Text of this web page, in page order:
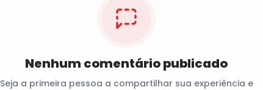
Nenhum comentário publicado
Seja a primeira pessoa a compartilhar sua experiência e